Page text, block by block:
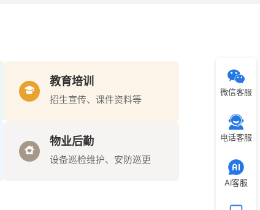
教育培训
招生宣传、课件资料等
物业后勤
设备巡检维护、安防巡更
微信客服
电话客服
AI客服